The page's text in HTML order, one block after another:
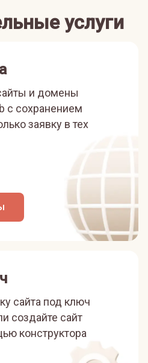
услуги
и домены
с сохранением
заявку в тех
сайта под ключ
создайте сайт
конструктора